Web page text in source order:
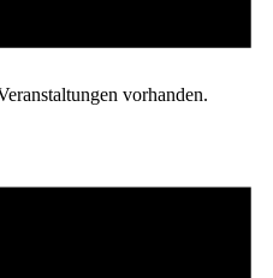
vorhanden.